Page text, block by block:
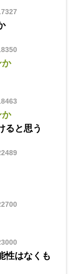
か
か
ると思う
性はなくも